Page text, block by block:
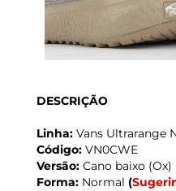
DESCRIÇÃO
Linha: Vans Ultrarange
Código: VN0CWE
Versão: Cano baixo (Ox)
Forma: Normal (